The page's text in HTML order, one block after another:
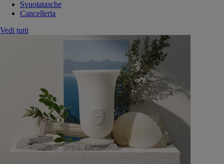
Svuotatasche
Cancelleria
Vedi tutti